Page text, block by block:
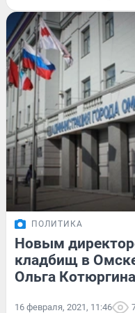
ПОЛИТИКА
Новым
кладбищ в
Ольга Котюргина
16 февраля, 2021, 11:46